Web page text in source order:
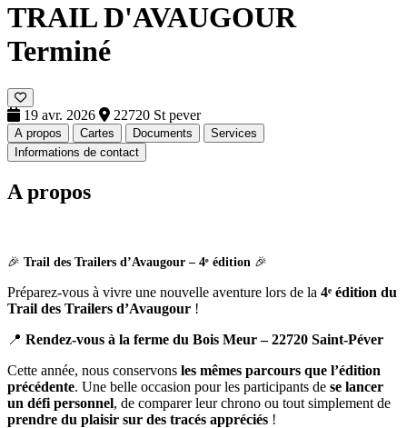
TRAIL D'AVAUGOUR
Terminé
19 avr. 2026 22720 St pever
A propos Cartes Documents
Services
Informations de contact
A propos
🎉 Trail des Trailers d’Avaugour – 4ᵉ édition 🎉
Préparez-vous à vivre une nouvelle aventure lors de la 4ᵉ édition du
Trail des Trailers d’Avaugour !
📍 Rendez-vous à la ferme du Bois Meur – 22720 Saint-Péver
Cette année, nous conservons les mêmes parcours que l’édition
précédente. Une belle occasion pour les participants de se lancer
un défi personnel, de comparer leur chrono ou tout simplement de
prendre du plaisir sur des tracés appréciés !